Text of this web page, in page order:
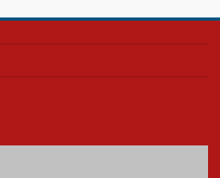
Confira como foi o culto mensal